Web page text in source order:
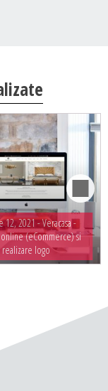
12, 2021 -Veracasa -
online (eCommerce) si
realizare logo